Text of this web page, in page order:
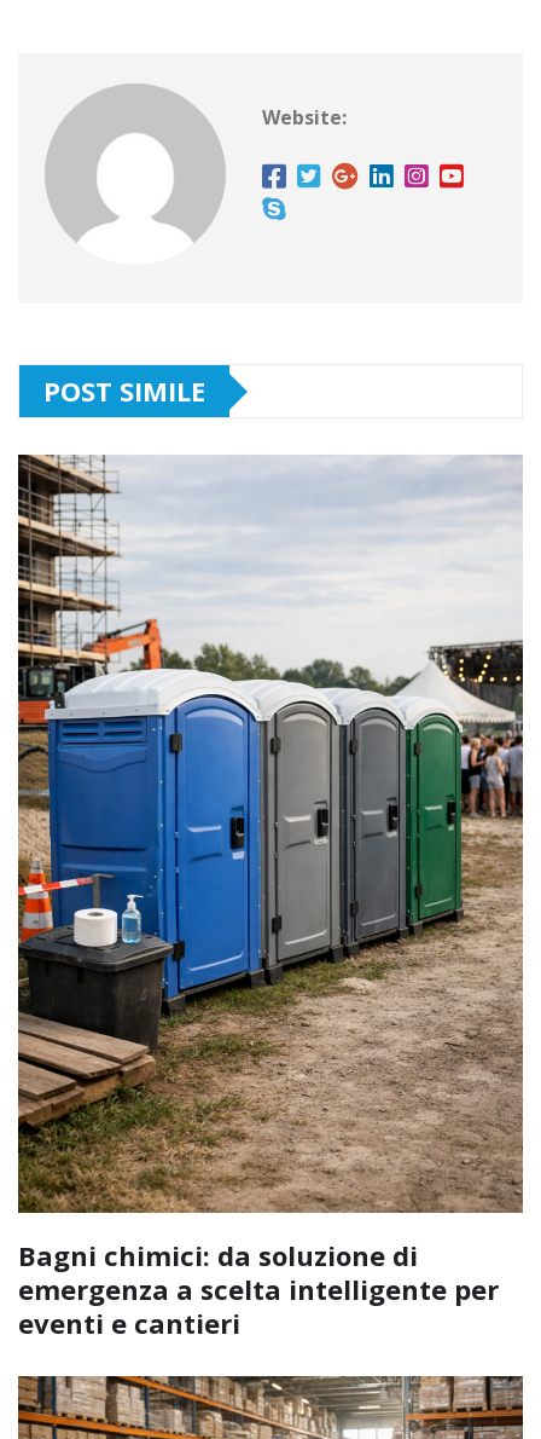
Website:
POST SIMILE
Bagni chimici: da soluzione di
emergenza a scelta intelligente per
eventi e cantieri